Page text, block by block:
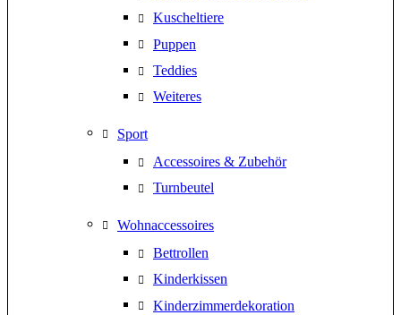
Kuscheltiere
Puppen
Teddies
Weiteres
Sport
Accessoires & Zubehör
Turnbeutel
Wohnaccessoires
Bettrollen
Kinderkissen
Kinderzimmerdekoration